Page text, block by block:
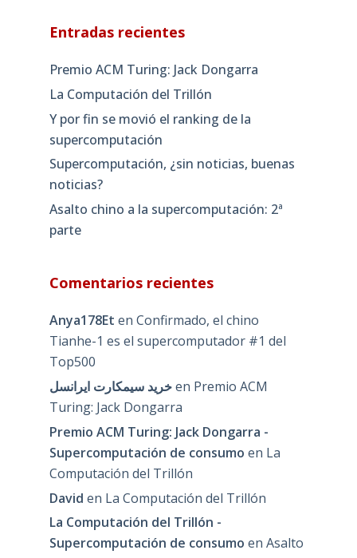
Entradas recientes
Premio ACM Turing: Jack Dongarra
La Computación del Trillón
Y por fin se movió el ranking de la
supercomputación
Supercomputación, ¿sin noticias, buenas
noticias?
Asalto chino a la supercomputación: 2ª
parte
Comentarios recientes
Anya178Et en Confirmado, el chino
Tianhe-1 es el supercomputador #1 del
Top500
خرید سیمکارت ایرانسلen Premio ACM
Turing: Jack Dongarra
Premio ACM Turing: Jack Dongarra -
Supercomputación de consumo en La
Computación del Trillón
David en La Computación del Trillón
La Computación del Trillón -
Supercomputación de consumo en Asalto